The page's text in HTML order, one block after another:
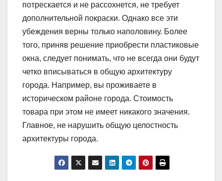
потрескается и не рассохнется, не требует
дополнительной покраски. Однако все эти
убеждения верны только наполовину. Более
того, приняв решение приобрести пластиковые
окна, следует понимать, что не всегда они будут
четко вписываться в общую архитектуру
города. Например, вы проживаете в
историческом районе города. Стоимость
товара при этом не имеет никакого значения.
Главное, не нарушить общую целостность
архитектуры города.